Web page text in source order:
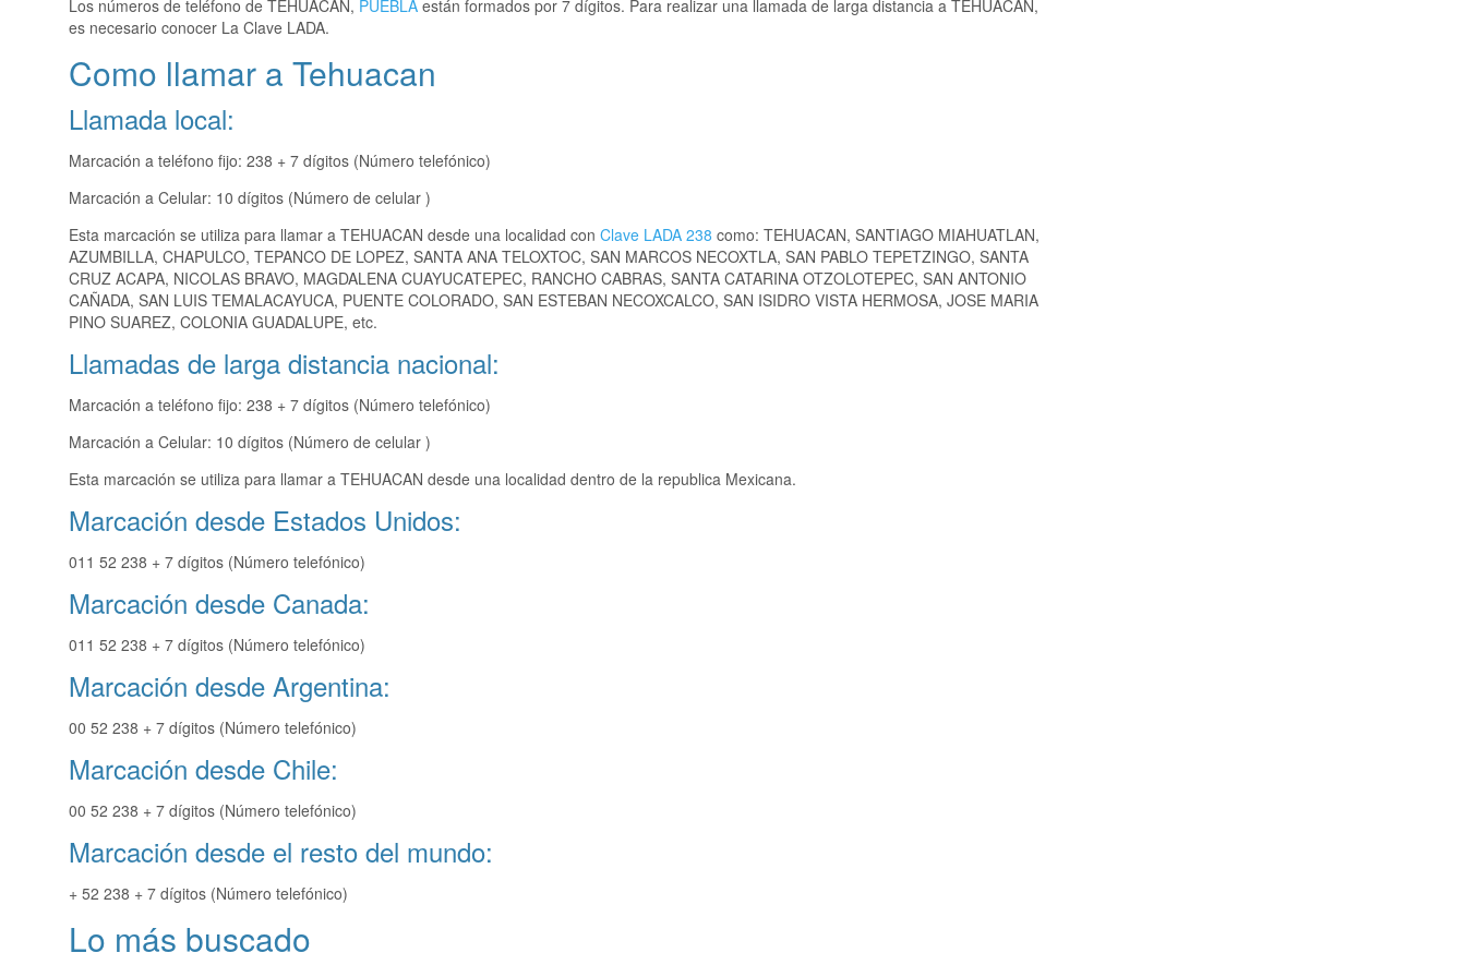
Los números de teléfono de TEHUACAN, PUEBLA están formados por 7 dígitos. Para realizar una llamada de larga distancia a TEHUACAN,
es necesario conocer La Clave LADA.
Como llamar a Tehuacan
Llamada local:
Marcación a teléfono fijo: 238 + 7 dígitos (Número telefónico)
Marcación a Celular: 10 dígitos (Número de celular )
Esta marcación se utiliza para llamar a TEHUACAN desde una localidad con Clave LADA 238 como: TEHUACAN, SANTIAGO MIAHUATLAN,
AZUMBILLA, CHAPULCO, TEPANCO DE LOPEZ, SANTA ANA TELOXTOC, SAN MARCOS NECOXTLA, SAN PABLO TEPETZINGO, SANTA
CRUZ ACAPA, NICOLAS BRAVO, MAGDALENA CUAYUCATEPEC, RANCHO CABRAS, SANTA CATARINA OTZOLOTEPEC, SAN ANTONIO
CAÑADA, SAN LUIS TEMALACAYUCA, PUENTE COLORADO, SAN ESTEBAN NECOXCALCO, SAN ISIDRO VISTA HERMOSA, JOSE MARIA
PINO SUAREZ, COLONIA GUADALUPE, etc.
Llamadas de larga distancia nacional:
Marcación a teléfono fijo: 238 + 7 dígitos (Número telefónico)
Marcación a Celular: 10 dígitos (Número de celular )
Esta marcación se utiliza para llamar a TEHUACAN desde una localidad dentro de la republica Mexicana.
Marcación desde Estados Unidos:
011 52 238 + 7 dígitos (Número telefónico)
Marcación desde Canada:
011 52 238 + 7 dígitos (Número telefónico)
Marcación desde Argentina:
00 52 238 + 7 dígitos (Número telefónico)
Marcación desde Chile:
00 52 238 + 7 dígitos (Número telefónico)
Marcación desde el resto del mundo:
+ 52 238 + 7 dígitos (Número telefónico)
Lo más buscado